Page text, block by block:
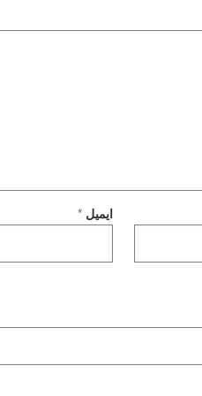
ایمیل*